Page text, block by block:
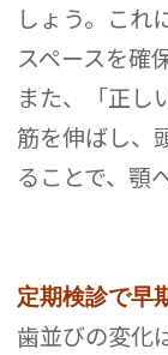
しょう。これ
スペースを確
また、「正し
筋を伸ばし、
ることで、顎
定期検診で早
歯並びの変化